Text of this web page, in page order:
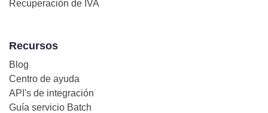
Recuperación de IVA
Recursos
Blog
Centro de ayuda
API's de integración
Guía servicio Batch